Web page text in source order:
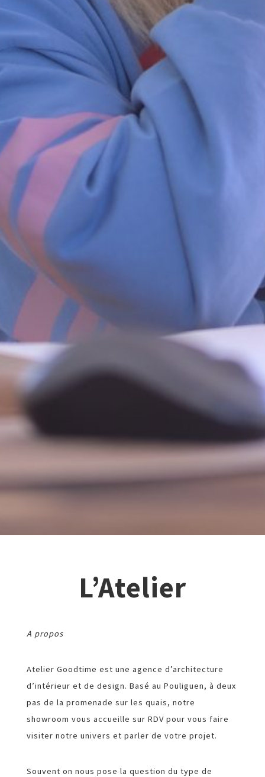
L’Atelier
A propos
Atelier Goodtime est une agence d’architecture
d’intérieur et de design. Basé au Pouliguen, à deux
pas de la promenade sur les quais, notre
showroom vous accueille sur RDV pour vous faire
visiter notre univers et parler de votre projet.
Souvent on nous pose la question du type de